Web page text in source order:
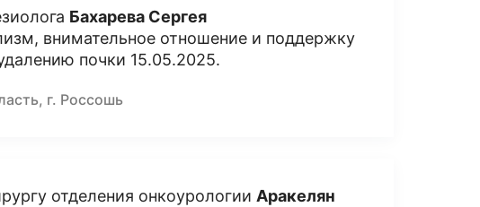
Бахарева Сергея
внимательное отношение и поддержку
почки 15.05.2025.
г. Россошь
отделения онкоурологии Аракелян